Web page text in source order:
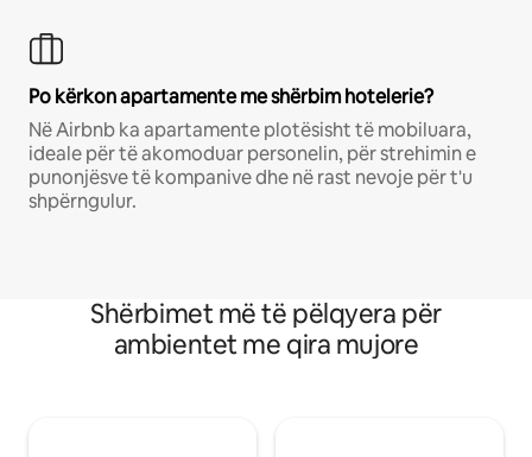
Po kërkon apartamente me shërbim hotelerie?
Në Airbnb ka apartamente plotësisht të mobiluara,
ideale për të akomoduar personelin, për strehimin e
punonjësve të kompanive dhe në rast nevoje për t'u
shpërngulur.
Shërbimet më të pëlqyera për
ambientet me qira mujore